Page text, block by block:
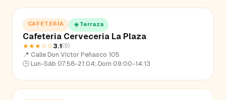
CAFETERÍA ☀️ Terraza
Cafeteria Cerveceria La Plaza
★★★☆☆3.1(9)
📍 Calle Don Víctor Peñasco 105
🕒 Lun-Sáb 07:58-21:04; Dom 09:00-14:13